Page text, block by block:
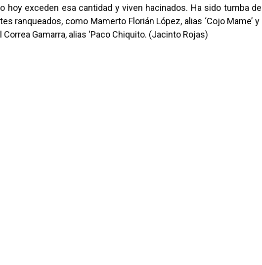
hoy exceden esa cantidad y viven hacinados. Ha sido tumba de
ranqueados, como Mamerto Florián López, alias ‘Cojo Mame’ y
Gamarra, alias ‘Paco Chiquito. (Jacinto Rojas)